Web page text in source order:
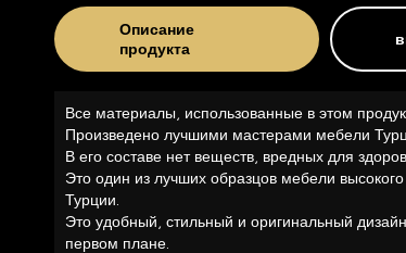
Описание
продукта
Все материалы, использованные в этом
Произведено лучшими мастерами мебели
В его составе нет веществ, вредных для
Это один из лучших образцов мебели
Турции.
Это удобный, стильный и оригинальный
первом плане.